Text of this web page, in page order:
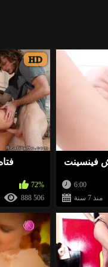
«
«
https://gosex69/kmac3
«
«
https://gosex69/5j78m
«
«
HD
72%
888 506
فينسينت
6:00
منذ 7 سنة